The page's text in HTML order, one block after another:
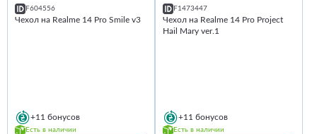
F604556
Чехол на Realme 14 Pro Smile v3
+11 бонусов
Есть в наличии
F1473447
Чехол на Realme 14 Pro Project
Hail Mary ver.1
+11 бонусов
Есть в наличии